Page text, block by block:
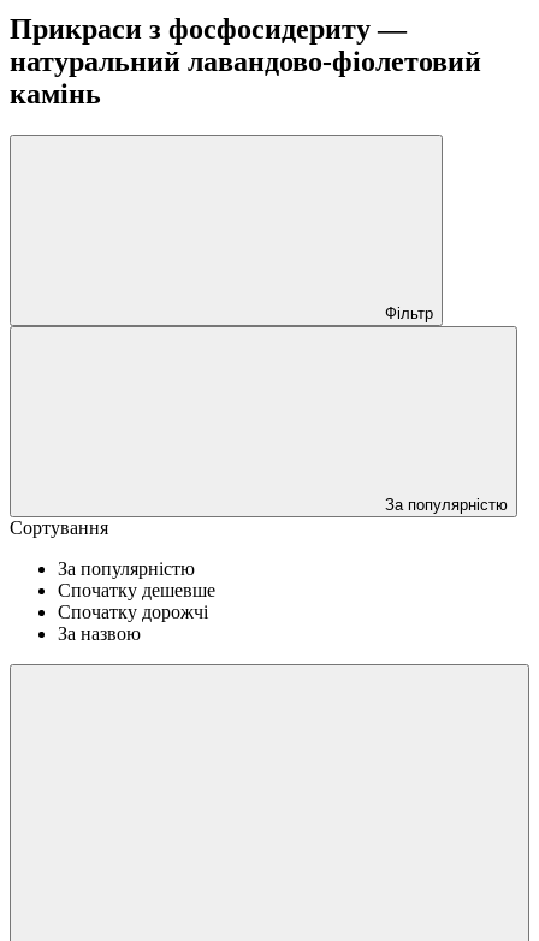
Прикраси з фосфосидериту —
натуральний лавандово-фіолетовий
камінь
Фільтр
За популярністю
Сортування
За популярністю
Спочатку дешевше
Спочатку дорожчі
За назвою